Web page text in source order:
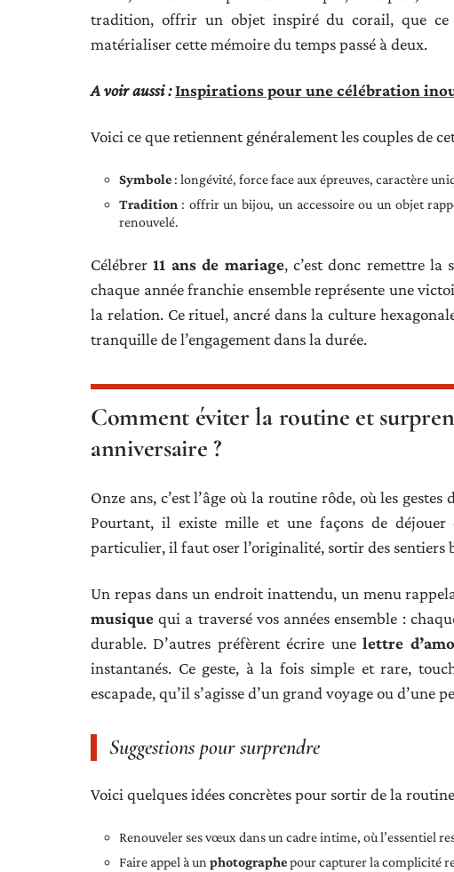
tradition, offrir un objet inspiré du corail, que
matérialiser cette mémoire du temps passé à deux.
A voir aussi :Inspirations pour une célébration
Voici ce que retiennent généralement les couples de
Symbole : longévité, force face aux épreuves, caractère
Tradition : offrir un bijou, un accessoire ou un objet
renouvelé.
Célébrer11 ans de mariage, c’est donc remettre
chaque année franchie ensemble représente une
la relation. Ce rituel, ancré dans la culture
tranquille de l’engagement dans la durée.
Comment éviter la routine et
anniversaire ?
Onze ans, c’est l’âge où la routine rôde, où les
Pourtant, il existe mille et une façons de
particulier, il faut oser l’originalité, sortir des sentiers
Un repas dans un endroit inattendu, un menu
musique qui a traversé vos années ensemble :
durable. D’autres préfèrent écrire unelettre
instantanés. Ce geste, à la fois simple et rare,
escapade, qu’il s’agisse d’un grand voyage ou d’une
Suggestions pour surprendre
Voici quelques idées concrètes pour sortir de la
Renouveler ses vœux dans un cadre intime, où l’essentiel
Faire appel à un photographepour capturer la complicité